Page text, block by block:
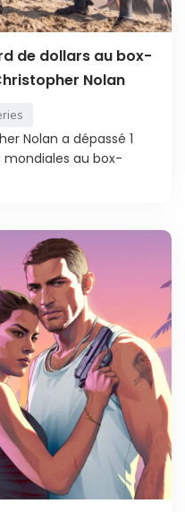
de dollars au box-
Nolan
Nolan a dépassé 1
au box-